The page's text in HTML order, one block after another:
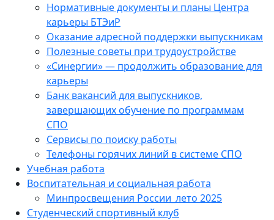
Нормативные документы и планы Центра
карьеры БТЭиР
Оказание адресной поддержки выпускникам
Полезные советы при трудоустройстве
«Синергии» — продолжить образование для
карьеры
Банк вакансий для выпускников,
завершающих обучение по программам
СПО
Сервисы по поиску работы
Телефоны горячих линий в системе СПО
Учебная работа
Воспитательная и социальная работа
Минпросвещения России_лето 2025
Студенческий спортивный клуб